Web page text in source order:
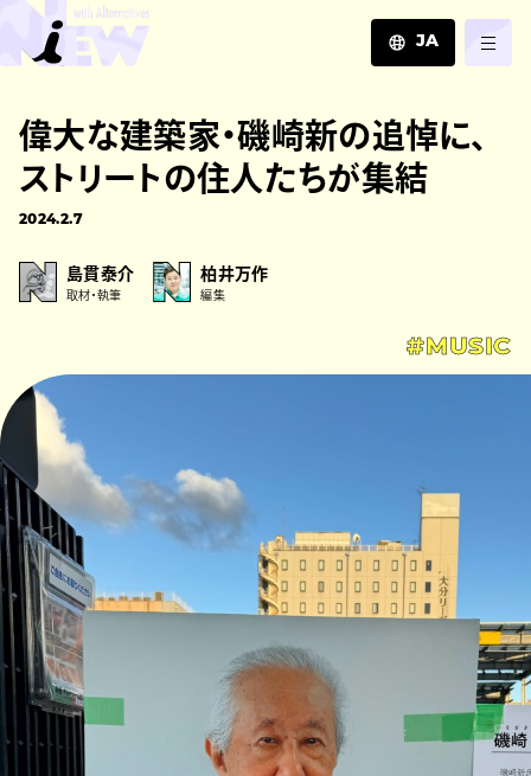
JA
EN
ZH
偉大な建築家・磯崎新の追悼に、
ストリートの住人たちが集結
2024.2.7
島貫泰介
取材・執筆
柏井万作
編集
#MUSIC